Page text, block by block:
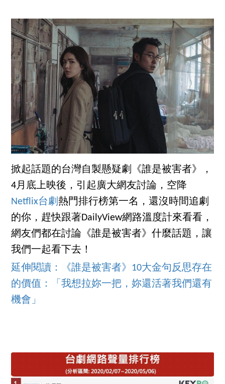
掀起話題的台灣自製懸疑劇《誰是被害者》，
4月底上映後，引起廣大網友討論，空降
Netflix台劇熱門排行榜第一名，還沒時間追劇
的你，趕快跟著DailyView網路溫度計來看看，
網友們都在討論《誰是被害者》什麼話題，讓
我們一起看下去！
延伸閱讀：《誰是被害者》10大金句反思存在
的價值：「我想拉妳一把，妳還活著我們還有
機會」